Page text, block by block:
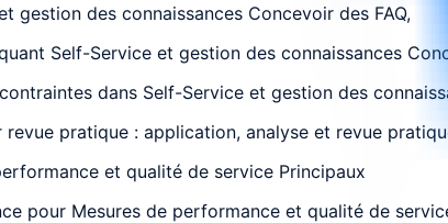
gestion des connaissances Concevoir des FAQ,
Self-Service et gestion des connaissances
dans Self-Service et gestion des
revue pratique : application, analyse et revue
et qualité de service Principaux
pour Mesures de performance et qualité de